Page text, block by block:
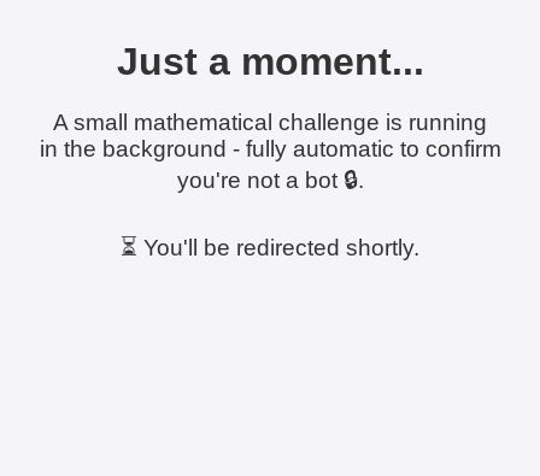
Just a moment...
A small mathematical challenge is running
in the background - fully automatic to confirm
you're not a bot 🔒.
⏳ You'll be redirected shortly.